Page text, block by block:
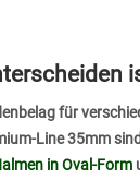
für
Line 35mm
in Oval-Form